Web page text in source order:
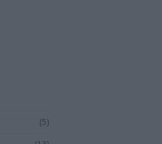
(5)